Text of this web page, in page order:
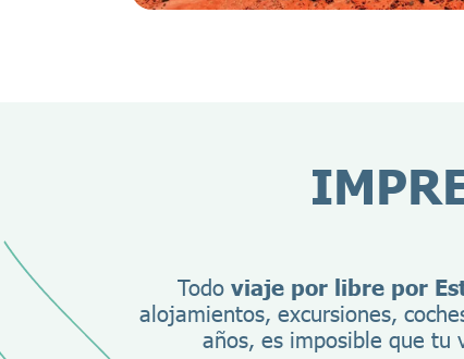
Todo viaje por libre por
alojamientos, excursiones,
años, es imposible que tu